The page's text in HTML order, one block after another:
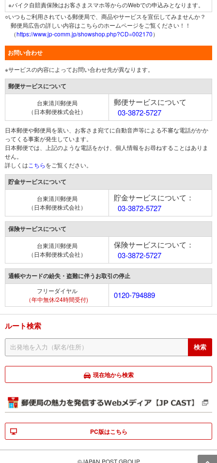
※バイク自賠責保険はお客さまスマホ等からのWebでの申込みとなります。
○いつもご利用されている郵便局で、商品やサービスを宣伝してみませんか？
郵便局広告の詳しい内容はこちらのホームページをご覧ください！！
（https://www.jp-comm.jp/showshop.php?CD=002170）
お問い合わせ
※サービスの内容によってお問い合わせ先が異なります。
郵便サービスについて
台東清川郵便局
（日本郵便株式会社）
郵便サービスについて
03-3872-5727
日本郵便や郵便局を装い、お客さま宛てに自動音声等による不審な電話がかか
ってくる事案が発生しています。
日本郵便では、上記のような電話をかけ、個人情報をお尋ねすることはありま
せん。
詳しくは こちらをご覧ください。
貯金サービスについて
台東清川郵便局
（日本郵便株式会社）
貯金サービスについて：
03-3872-5727
保険サービスについて
台東清川郵便局
（日本郵便株式会社）
保険サービスについて：
03-3872-5727
通帳やカードの紛失・盗難に伴うお取引の停止
フリーダイヤル
（年中無休/24時間受付)
0120-794889
ルート検索
現在地から検索
PC版はこちら